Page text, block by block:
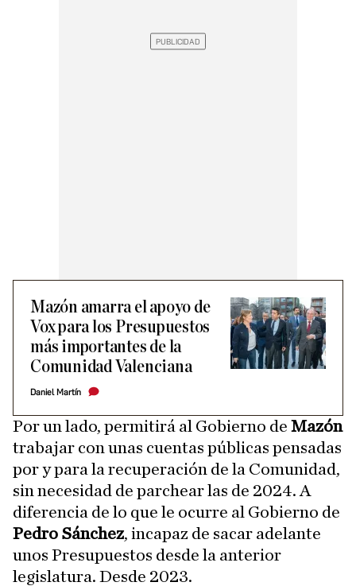
Mazón amarra el apoyo de
Vox para los Presupuestos
más importantes de la
Comunidad Valenciana
Daniel Martín
Por un lado, permitirá al Gobierno de Mazón
trabajar con unas cuentas públicas pensadas
por y para la recuperación de la Comunidad,
sin necesidad de parchear las de 2024. A
diferencia de lo que le ocurre al Gobierno de
Pedro Sánchez, incapaz de sacar adelante
unos Presupuestos desde la anterior
legislatura. Desde 2023.